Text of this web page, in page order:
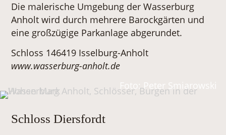
Die malerische Umgebung der Wasserburg
Anholt wird durch mehrere Barockgärten und
eine großzügige Parkanlage abgerundet.
Schloss 146419 Isselburg-Anholt
www.wasserburg-anholt.de
Foto: Peter Smiarowski
Schloss Diersfordt